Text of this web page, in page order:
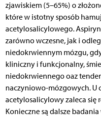
zjawiskiem (5–65%) o
które w istotny sposób
acetylosalicylowego.
zarówno wczesne, jak i
niedokrwiennym mózgu,
kliniczny i funkcjonalny,
niedokrwiennego oaz
naczyniowo-mózgowych. U
acetylosalicylowy zaleca się
Konieczne są dalsze